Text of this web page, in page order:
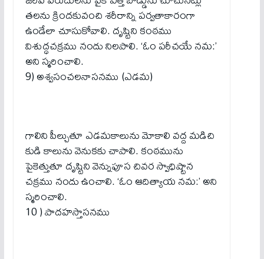
తలను క్రిందకువంచి శరీరాన్ని పర్వతాకారంగా
ఉండేలా చూసుకోవాలి. దృష్టిని కంఠము
విశుద్ధచక్రము నందు నిలపాలి. ‘ఓం పరీచయే నమ:’
అని స్మరించాలి.
9) అశ్వసంచలనాసనము (ఎడమ)
గాలిని పీల్చుతూ ఎడమకాలును మోకాలి వద్ద మడిచి
కుడి కాలును వెనుకకు చాపాలి. కంఠమును
పైకెత్తుతూ దృష్టిని వెన్నుపూస చివర స్వాధిష్టాన
చక్రము నందు ఉంచాలి. ‘ఓం ఆదిత్యాయ నమ:’ అని
స్మరించాలి.
10 ) పాదహస్తాసనము